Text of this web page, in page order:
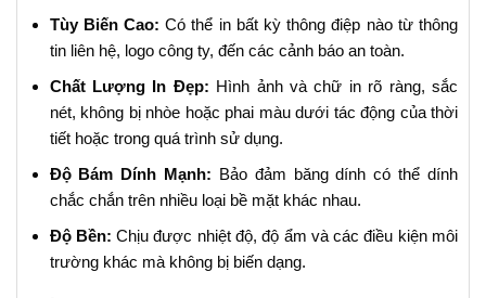
Tùy Biến Cao: Có thể in bất kỳ thông điệp nào từ thông
tin liên hệ, logo công ty, đến các cảnh báo an toàn.
Chất Lượng In Đẹp: Hình ảnh và chữ in rõ ràng, sắc
nét, không bị nhòe hoặc phai màu dưới tác động của thời
tiết hoặc trong quá trình sử dụng.
Độ Bám Dính Mạnh: Bảo đảm băng dính có thể dính
chắc chắn trên nhiều loại bề mặt khác nhau.
Độ Bền: Chịu được nhiệt độ, độ ẩm và các điều kiện môi
trường khác mà không bị biến dạng.